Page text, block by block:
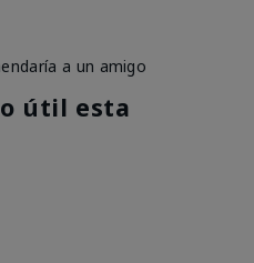
a un amigo
útil esta